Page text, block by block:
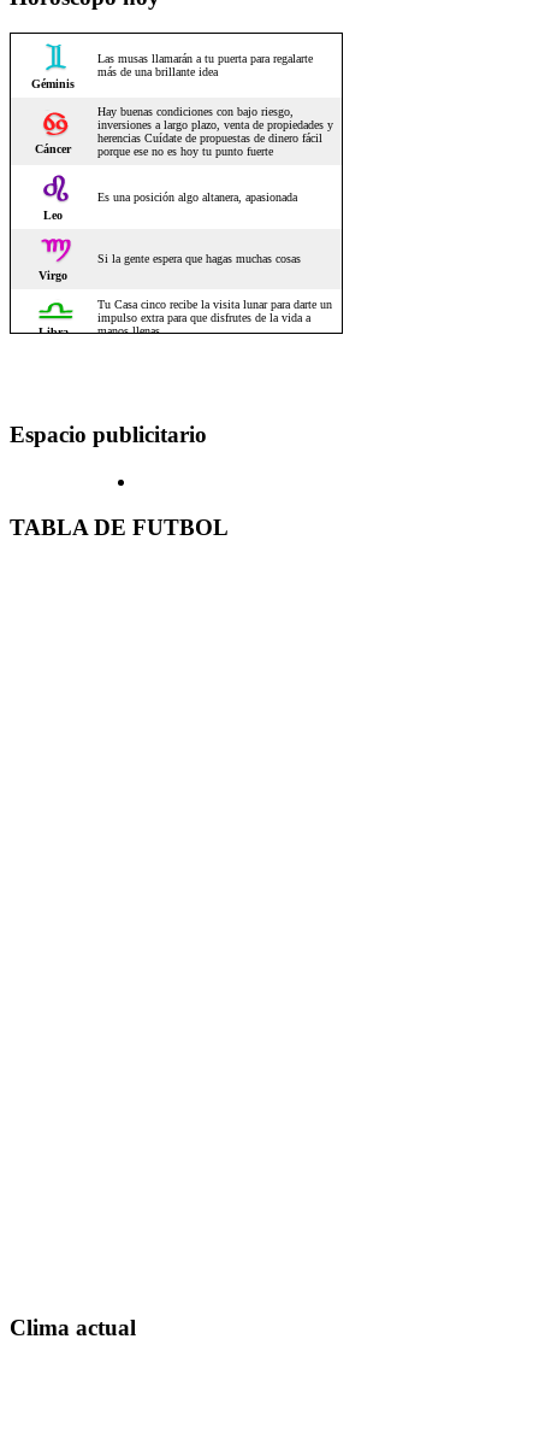
Espacio publicitario
TABLA DE FUTBOL
Clima actual